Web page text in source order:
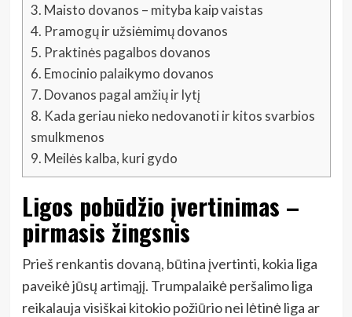
3. Maisto dovanos – mityba kaip vaistas
4. Pramogų ir užsiėmimų dovanos
5. Praktinės pagalbos dovanos
6. Emocinio palaikymo dovanos
7. Dovanos pagal amžių ir lytį
8. Kada geriau nieko nedovanoti ir kitos svarbios
smulkmenos
9. Meilės kalba, kuri gydo
Ligos pobūdžio įvertinimas –
pirmasis žingsnis
Prieš renkantis dovaną, būtina įvertinti, kokia liga
paveikė jūsų artimąjį. Trumpalaikė peršalimo liga
reikalauja visiškai kitokio požiūrio nei lėtinė liga ar